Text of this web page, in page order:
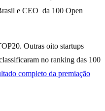
e CEO da 100 Open
Outras oito startups
no ranking das 100
completo da premiação